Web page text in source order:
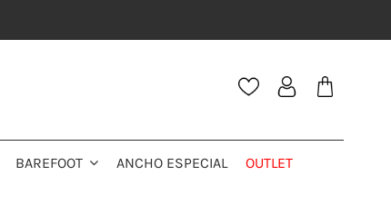
BAREFOOT ANCHO ESPECIAL OUTLET